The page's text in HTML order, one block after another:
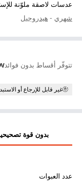
عدسات لاصقة ملوّنة
شهري - هيدروجيل
تتوفّر أقساط بدون فوائد
غير قابل للإرجاع أو
بدون قوة
عدد العبوات